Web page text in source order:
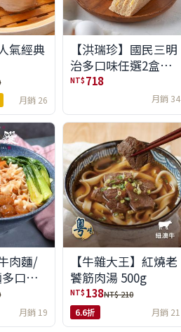
氣經典
月銷 26
【洪瑞珍】國民三明
治多口味任選2盒組
(6入/盒)(免運)
NT$ 718
月銷 34
肉麵/
口味
月銷 19
【牛雜大王】紅燒老
饕筋肉湯 500g
NT$ 138NT$ 210
6.6折 月銷 21